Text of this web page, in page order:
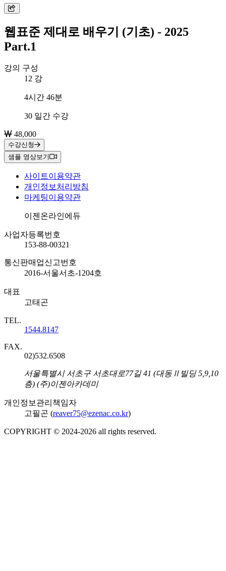
웹표준 제대로 배우기 (기초) - 2025
Part.1
강의 구성
12 강
총 학습시간
4시간 46분
수강 기간30 일간 수강
48,000
수강신청
샘플 영상보기
사이트이용약관
개인정보처리방침
마케팅이용약관
회사명이젠온라인에듀
사업자등록번호
153-88-00321
통신판매업신고번호
2016-서울서초-1204호
대표
고태곤
TEL.
1544.8147
FAX.
02)532.6508
서울특별시 서초구 서초대로77길 41 (대동Ⅱ빌딩 5,9,10
층) (주)이젠아카데미
개인정보관리책임자
고필곤 (reaver75@ezenac.co.kr)
COPYRIGHT © 2024-2026 all rights reserved.